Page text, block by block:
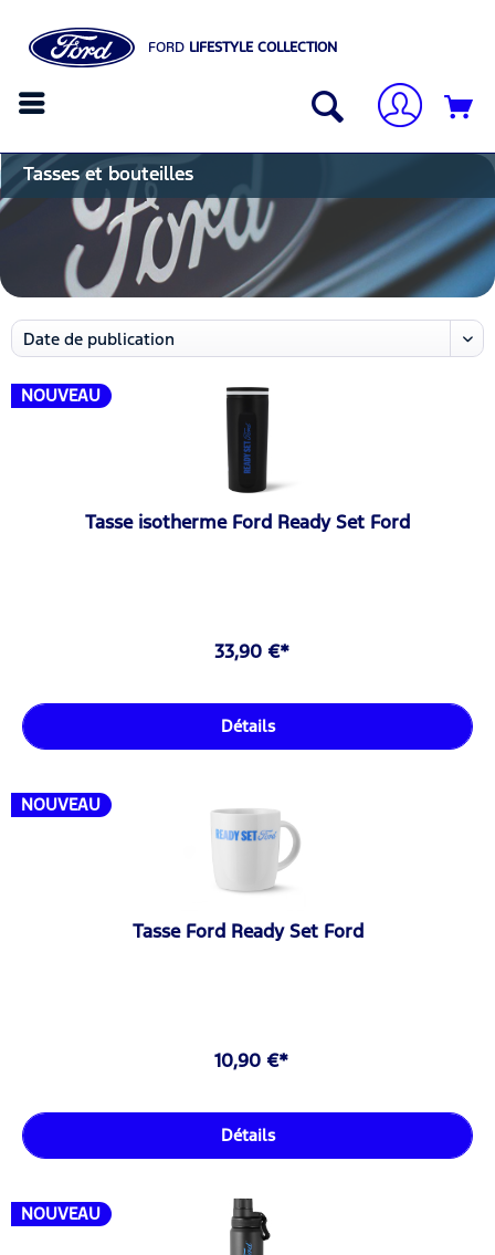
FORD LIFESTYLE COLLECTION
Tasses et bouteilles
NOUVEAU
Tasse isotherme Ford Ready Set Ford
33,90 €*
Détails
NOUVEAU
Tasse Ford Ready Set Ford
10,90 €*
Détails
NOUVEAU